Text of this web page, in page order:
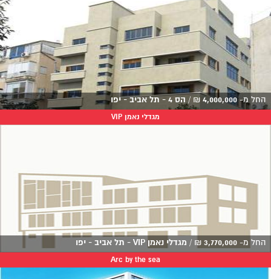
החל מ-4,000,000
₪
/ הס 4 - תל אביב - יפו
מגדלי נאמן VIP
החל מ- 3,770,000
₪
/ מגדלי נאמן VIP - תל אביב - יפו
Arc by the sea